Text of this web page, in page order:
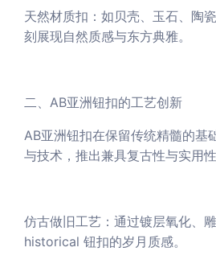
天然材质扣：如贝壳、玉石、陶
刻展现自然质感与东方典雅。
二、AB亚洲钮扣的工艺创新
AB亚洲钮扣在保留传统精髓的基
与技术，推出兼具复古性与实用
仿古做旧工艺：通过镀层氧化、
historical 钮扣的岁月质感。